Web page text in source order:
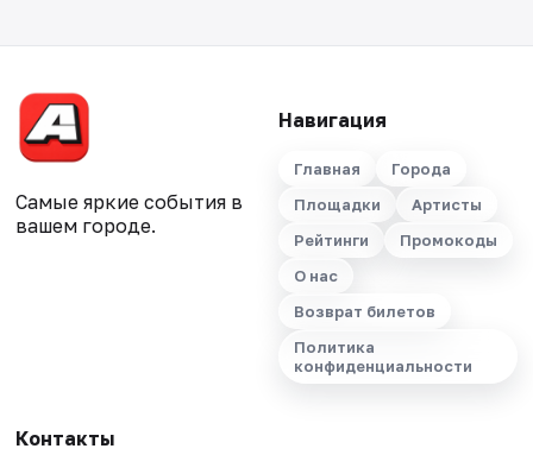
Самые яркие события в
вашем городе.
Навигация
Главная
Города
Площадки
Артисты
Рейтинги
Промокоды
О нас
Возврат билетов
Политика
конфиденциальности
Контакты